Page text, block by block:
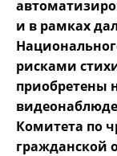
и в рамках
рисками
приобретены
Комитета по
гражданской